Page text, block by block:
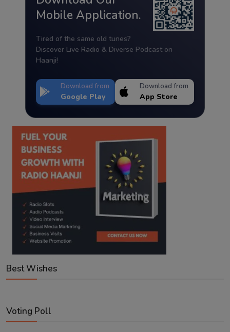
Mobile Application.
Tired of the same old tunes?
Discover Live Radio & Diverse Podcast on
Haanji!
Download from
Google Play
Download from
App Store
Best Wishes
Voting Poll